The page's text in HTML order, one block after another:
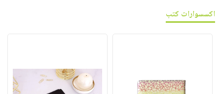
اكسسوارات كتب